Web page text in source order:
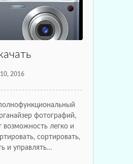
2016
фотографий,
возможность легко и
сортировать,
и управлять…